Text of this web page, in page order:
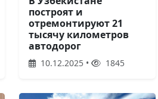
построят и
отремонтируют 21
тысячу километров
автодорог
10.12.2025 • 1845